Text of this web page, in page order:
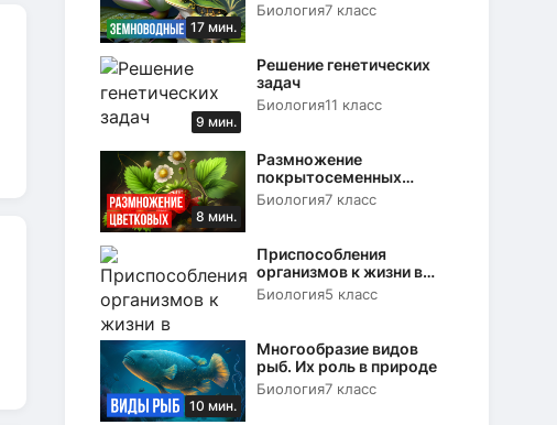
17 мин.
Биология7 класс
9 мин.
Решение генетических
задач
Биология11 класс
8 мин.
Размножение
покрытосеменных
растений. Вегетативное и
Биология7 класс
Приспособления
организмов к жизни в
природе
Биология5 класс
10 мин.
Многообразие видов
рыб. Их роль в природе
Биология7 класс